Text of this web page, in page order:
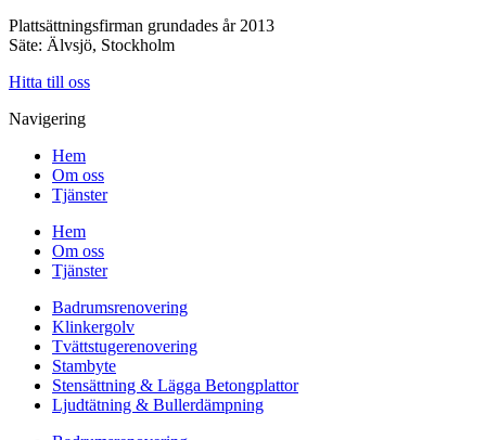
Plattsättningsfirman grundades år 2013
Säte: Älvsjö, Stockholm
Hitta till oss
Navigering
Hem
Om oss
Tjänster
Hem
Om oss
Tjänster
Badrumsrenovering
Klinkergolv
Tvättstugerenovering
Stambyte
Stensättning & Lägga Betongplattor
Ljudtätning & Bullerdämpning